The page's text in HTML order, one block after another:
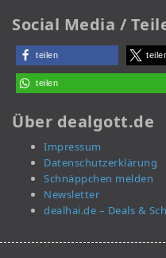
Social Media /
teilen
teilen
Über dealgott.de
Impressum
Datenschutzerklärung
Schnäppchen melden
Newsletter
dealhai.de – Deals &